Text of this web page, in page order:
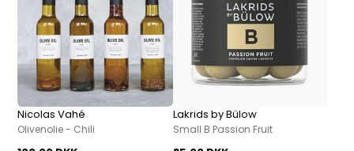
Nicolas Vahé
Olivenolie - Chili
Lakrids by Bülow
Small B Passion Fruit